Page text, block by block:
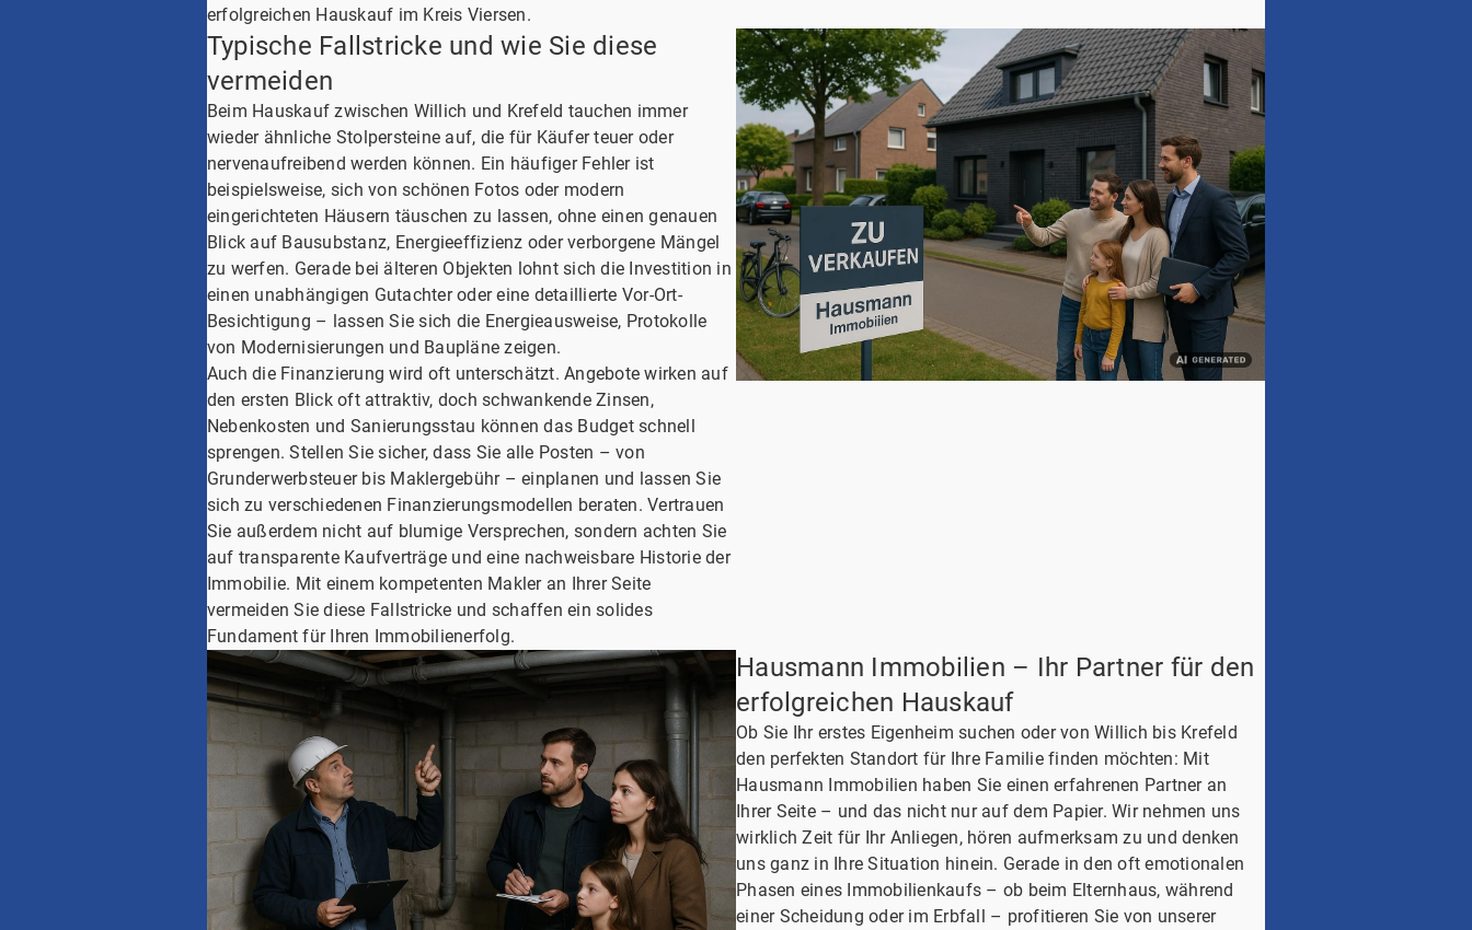
erfolgreichen Hauskauf im Kreis Viersen.
Typische Fallstricke und wie Sie diese
vermeiden
Beim Hauskauf zwischen Willich und Krefeld tauchen immer
wieder ähnliche Stolpersteine auf, die für Käufer teuer oder
nervenaufreibend werden können. Ein häufiger Fehler ist
beispielsweise, sich von schönen Fotos oder modern
eingerichteten Häusern täuschen zu lassen, ohne einen genauen
Blick auf Bausubstanz, Energieeffizienz oder verborgene Mängel
zu werfen. Gerade bei älteren Objekten lohnt sich die Investition in
einen unabhängigen Gutachter oder eine detaillierte Vor-Ort-
Besichtigung – lassen Sie sich die Energieausweise, Protokolle
von Modernisierungen und Baupläne zeigen.
Auch die Finanzierung wird oft unterschätzt. Angebote wirken auf
den ersten Blick oft attraktiv, doch schwankende Zinsen,
Nebenkosten und Sanierungsstau können das Budget schnell
sprengen. Stellen Sie sicher, dass Sie alle Posten – von
Grunderwerbsteuer bis Maklergebühr – einplanen und lassen Sie
sich zu verschiedenen Finanzierungsmodellen beraten. Vertrauen
Sie außerdem nicht auf blumige Versprechen, sondern achten Sie
auf transparente Kaufverträge und eine nachweisbare Historie der
Immobilie. Mit einem kompetenten Makler an Ihrer Seite
vermeiden Sie diese Fallstricke und schaffen ein solides
Fundament für Ihren Immobilienerfolg.
Hausmann Immobilien – Ihr Partner für den
erfolgreichen Hauskauf
Ob Sie Ihr erstes Eigenheim suchen oder von Willich bis Krefeld
den perfekten Standort für Ihre Familie finden möchten: Mit
Hausmann Immobilien haben Sie einen erfahrenen Partner an
Ihrer Seite – und das nicht nur auf dem Papier. Wir nehmen uns
wirklich Zeit für Ihr Anliegen, hören aufmerksam zu und denken
uns ganz in Ihre Situation hinein. Gerade in den oft emotionalen
Phasen eines Immobilienkaufs – ob beim Elternhaus, während
einer Scheidung oder im Erbfall – profitieren Sie von unserer